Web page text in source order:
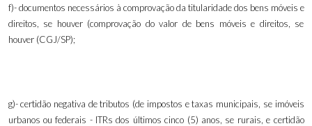
f)- documentos necessários à comprovação da titularidade dos bens móveis e
direitos, se houver (comprovação do valor de bens móveis e direitos, se
houver (CGJ/SP);
g)- certidão negativa de tributos (de impostos e taxas municipais, se imóveis
urbanos ou federais - ITRs dos últimos cinco (5) anos, se rurais, e certidão